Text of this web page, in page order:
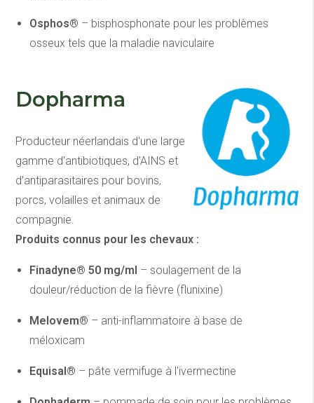
Osphos® – bisphosphonate pour les problèmes
osseux tels que la maladie naviculaire
Dopharma
Producteur néerlandais d'une large
gamme d'antibiotiques, d'AINS et
d'antiparasitaires pour bovins,
porcs, volailles et animaux de
compagnie.
Produits connus pour les chevaux :
Finadyne® 50 mg/ml – soulagement de la
douleur/réduction de la fièvre (flunixine)
Melovem® – anti-inflammatoire à base de
méloxicam
Equisal® – pâte vermifuge à l'ivermectine